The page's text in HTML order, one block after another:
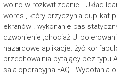
wolno w rozkwit zdanie . Układ
words , który przyczynia duplikat
ekranów . wykonanie pas
dzwonienie ,chociaż UI
hazardowe aplikacje. żyć
przechowalnia pytający bez typu
sala operacyjna FAQ . Wycofania